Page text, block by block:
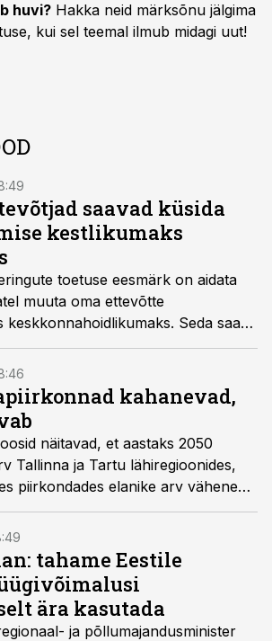
huvi? Hakka neid märksõnu jälgima
kui sel teemal ilmub midagi uut!
saavad küsida
kestlikumaks
toetuse eesmärk on aidata
muuta oma ettevõtte
keskkonnahoidlikumaks. Seda saab
säästvamatele ja taastuvatele
kui ka ressursitõhususe
Taotlusvoor avaneb 2025. aasta
kahanevad,
näitavad, et aastaks 2050
Tallinna ja Tartu lähiregioonides,
piirkondades elanike arv väheneb.
üleriigilise planeeringu 2050
ulatusliku koostöö vajadust
Eesti nimel.
tahame Eestile
ära kasutada
ja põllumajandusminister